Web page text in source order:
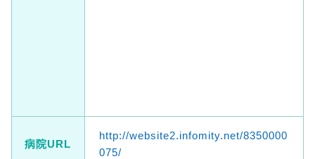
病院URL
http://website2.infomity.net/8350000
075/